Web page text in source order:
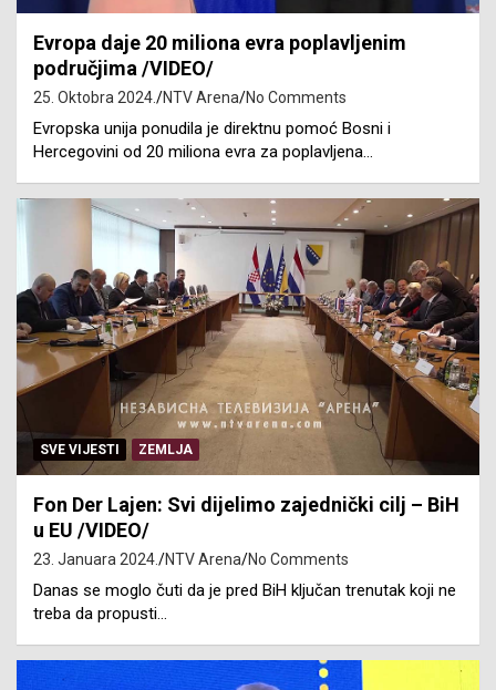
Evropa daje 20 miliona evra poplavljenim
područjima /VIDEO/
25. Oktobra 2024. NTV Arena No Comments
Evropska unija ponudila je direktnu pomoć Bosni i
Hercegovini od 20 miliona evra za poplavljena…
SVE VIJESTI ZEMLJA
Fon Der Lajen: Svi dijelimo zajednički cilj – BiH
u EU /VIDEO/
23. Januara 2024. NTV Arena No Comments
Danas se moglo čuti da je pred BiH ključan trenutak koji ne
treba da propusti…